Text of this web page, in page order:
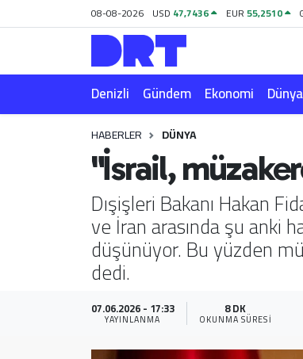
08-08-2026 USD 47,7436 EUR55,2510
Denizli Gündem Ekonomi Dünya
HABERLER DÜNYA
"İsrail,
Dışişleri Bakanı Hakan
ve İran arasında şu anki
düşünüyor. Bu yüzden
dedi.
07.06.2026 - 17:33
YAYINLANMA
8 DK
OKUNMA SÜRESI
Gündem
Ekonomi
Magazin
Teknoloji
Hava Durumu
Trafik Durumu
Puan Durumu ve Fikstür
Tüm Manşetler
Son Dakika Haberleri
Haber Arşivi